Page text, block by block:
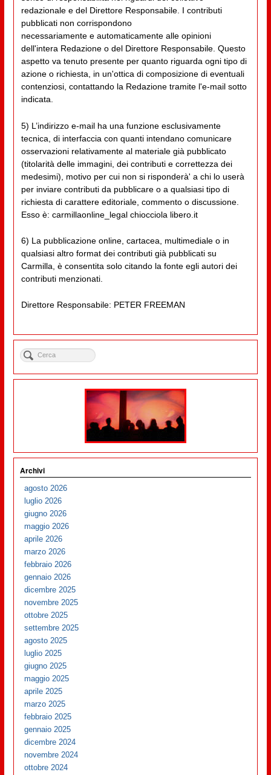
redazionale e del Direttore Responsabile. I contributi
pubblicati non corrispondono
necessariamente e automaticamente alle opinioni
dell'intera Redazione o del Direttore Responsabile. Questo
aspetto va tenuto presente per quanto riguarda ogni tipo di
azione o richiesta, in un'ottica di composizione di eventuali
contenziosi, contattando la Redazione tramite l'e-mail sotto
indicata.
5) L’indirizzo e-mail ha una funzione esclusivamente
tecnica, di interfaccia con quanti intendano comunicare
osservazioni relativamente al materiale già pubblicato
(titolarità delle immagini, dei contributi e correttezza dei
medesimi), motivo per cui non si risponderà' a chi lo userà
per inviare contributi da pubblicare o a qualsiasi tipo di
richiesta di carattere editoriale, commento o discussione.
Esso è: carmillaonline_legal chiocciola libero.it
6) La pubblicazione online, cartacea, multimediale o in
qualsiasi altro format dei contributi già pubblicati su
Carmilla, è consentita solo citando la fonte egli autori dei
contributi menzionati.
Direttore Responsabile: PETER FREEMAN
Archivi
agosto 2026
luglio 2026
giugno 2026
maggio 2026
aprile 2026
marzo 2026
febbraio 2026
gennaio 2026
dicembre 2025
novembre 2025
ottobre 2025
settembre 2025
agosto 2025
luglio 2025
giugno 2025
maggio 2025
aprile 2025
marzo 2025
febbraio 2025
gennaio 2025
dicembre 2024
novembre 2024
ottobre 2024